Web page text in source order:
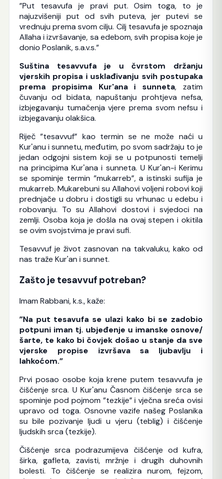
”Put tesavufa je pravi put. Osim toga, to je
najuzvišeniji put od svih puteva, jer putevi se
vrednuju prema svom cilju. Cilj tesavufa je spoznaja
Allaha i izvršavanje, sa edebom, svih propisa koje je
donio Poslanik, s.a.v.s.”
Suština tesavvufa je u čvrstom držanju
vjerskih propisa i usklađivanju svih postupaka
prema propisima Kur'ana i sunneta, zatim
čuvanju od bidata, napuštanju prohtjeva nefsa,
izbjegavanju tumačenja vjere prema svom nefsu i
izbjegavanju olakšica.
Riječ ”tesavvuf” kao termin se ne može naći u
Kur'anu i sunnetu, međutim, po svom sadržaju to je
jedan odgojni sistem koji se u potpunosti temelji
na principima Kur'ana i sunneta. U Kur'an-i Kerimu
se spominje termin ”mukarreb”, a istinski sufija je
mukarreb. Mukarebuni su Allahovi voljeni robovi koji
prednjače u dobru i dostigli su vrhunac u edebu i
robovanju. To su Allahovi dostovi i svjedoci na
zemlji. Osoba koja je došla na ovaj stepen i okitila
se ovim svojstvima je pravi sufi.
Tesavvuf je život zasnovan na takvaluku, kako od
nas traže Kur'an i sunnet.
Zašto je tesavvuf potreban?
Imam Rabbani, k.s., kaže:
”Na put tesavufa se ulazi kako bi se zadobio
potpuni iman tj. ubjeđenje u imanske osnove/
šarte, te kako bi čovjek došao u stanje da sve
vjerske propise izvršava sa ljubavlju i
lahkoćom.”
Prvi posao osobe koja krene putem tesavvufa je
čišćenje srca. U Kur'anu Časnom čišćenje srca se
spominje pod pojmom ”tezkije” i vječna sreća ovisi
upravo od toga. Osnovne vazife našeg Poslanika
su bile pozivanje ljudi u vjeru (teblig) i čišćenje
ljudskih srca (tezkije).
Čišćenje srca podrazumijeva čišćenje od kufra,
širka, gafleta, zavisti, mržnje i drugih duhovnih
bolesti. To čišćenje se realizira nurom, fejzom,